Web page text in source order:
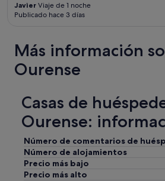
Javier Viaje de 1 noche
Publicado hace 3 días
Más información
Ourense
Casas de
Ourense:
Número de comentarios de
Número de alojamientos
Precio más bajo
Precio más alto